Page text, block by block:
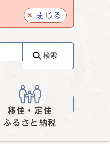
閉じる
検索
移住・定住
ふるさと納税